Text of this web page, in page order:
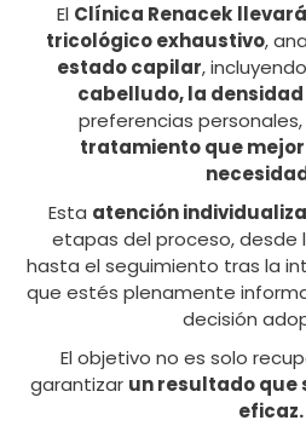
El Clínica Renacek
tricológico exhaustivo,
estado capilar,
cabelludo, la
preferencias
tratamiento que
Esta atención
etapas del proceso, desde
hasta el seguimiento tras la
que estés plenamente
decisión
El objetivo no es solo
garantizar un resultado que
eficaz.